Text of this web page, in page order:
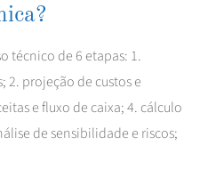
técnico de 6 etapas: 1.
2. projeção de custos e
e fluxo de caixa; 4. cálculo
de sensibilidade e riscos;